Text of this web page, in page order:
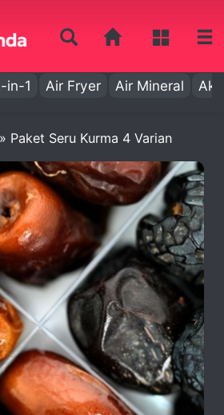
in-1 Air Fryer Air Mineral Aki
» Paket Seru Kurma 4 Varian